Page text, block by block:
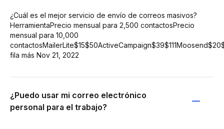
¿Cuál es el mejor servicio de envío de correos masivos?
HerramientaPrecio mensual para 2,500 contactosPrecio
mensual para 10,000
fila más Nov 21, 2022
¿Puedo usar mi correo electrónico
personal para el trabajo?